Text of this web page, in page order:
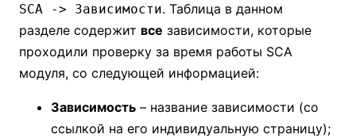
SCA -> Зависимости. Таблица в данном
разделе содержит все зависимости, которые
проходили проверку за время работы SCA
модуля, со следующей информацией:
Зависимость – название зависимости (со
ссылкой на его индивидуальную страницу);